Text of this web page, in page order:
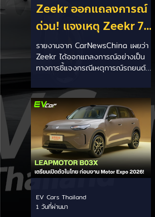
Zeekr ออกแถลงการณ์
ด่วน! แจงเหตุ Zeekr 7X
เกิดเพลิงไหม้ใกล้สถานี
ชาร์จ เผยรถเคยชนหนัก
และไม่ได้ซ่อมศูนย์
รายงานจาก CarNewsChina เผยว่า
Zeekr ได้ออกแถลงการณ์อย่างเป็น
ทางการชี้แจงกรณีเหตุการณ์รถยนต์
ไหม้บริเวณใกล้สถานีชาร์จไฟ เมืองนิง
โบ ประเทศจีน เมื่อวันที่ 9 สิงหาคมที่
ผ่านมา โดยไม่มีผู้ได้รับบาดเจ็บ และเจ้า
หน้าที่ดับเพลิงสามารถควบคุมเพลิงไว้ได้
ทัน ผลการสอบสวนเบื้องต้น: ตัวรถ
Zeekr 7X คันดังกล่าวเคยประสบ
อุบัติเหตุชนหนักมาอย่างรุนแรงก่อนหน้า
นี้ และไม่ได้ผ่านการตรวจเช็กหรือ
ซ่อมแซมจากศูนย์บริการอย่างเป็น
ขณะเกิดเหตุ:...
EV Cars Thailand
1 วันที่ผ่านมา